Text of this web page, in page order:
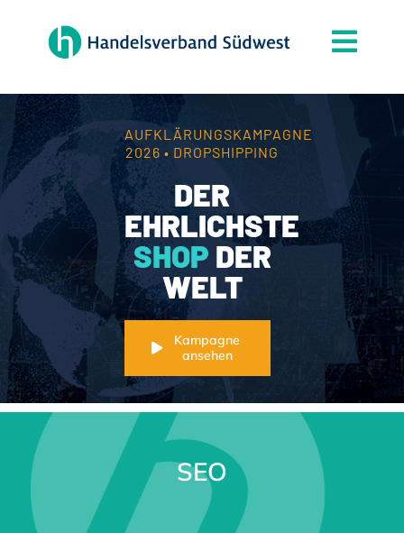
Themen
Mitgliedschaft
Partner
News
Handelsjournal
Kontakt
AUFKLÄRUNGSKAMPAGNE
2026 • DROPSHIPPING
DER
EHRLICHSTE
SHOP DER
WELT
Kampagne
ansehen
SEO